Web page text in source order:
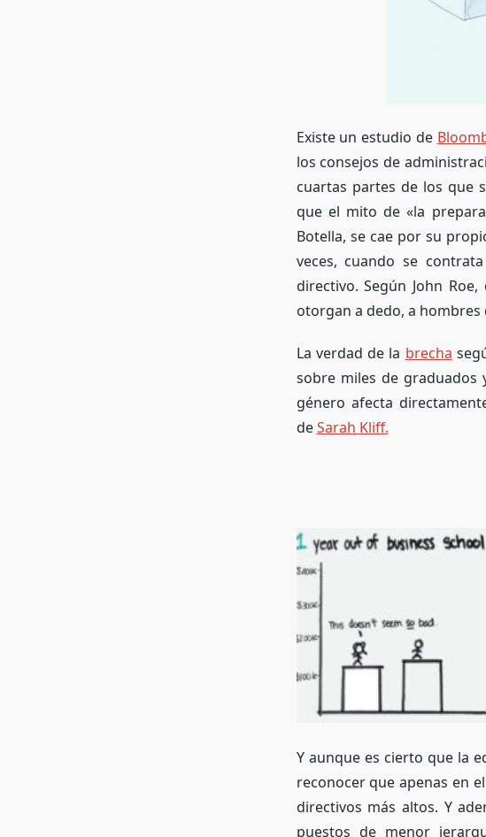
Existe un estudio de
los consejos de
cuartas partes de los que
que el mito de «la
Botella, se cae por su
veces, cuando se
directivo. Según John
otorgan a dedo, a
La verdad de la brecha
sobre miles de graduados
género afecta
deSarah Kliff.
Y aunque es cierto que la
reconocer que apenas en
directivos más altos. Y
puestos de menor